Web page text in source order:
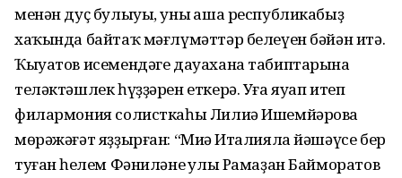
менән дуҫ булыуы, уның аша республикабыҙ
хаҡында байтаҡ мәғлүмәттәр белеүен бәйән итә.
Ҡыуатов исемендәге дауахана табиптарына
теләктәшлек һүҙҙәрен еткерә. Уға яуап итеп
филармония солисткаһы Лилиә Ишемйәрова
мөрәжәғәт яҙҙырған: “Миңә Италияла йәшәүсе бер
туған һеңлем Фәниләнең улы Рамаҙан Байморатов